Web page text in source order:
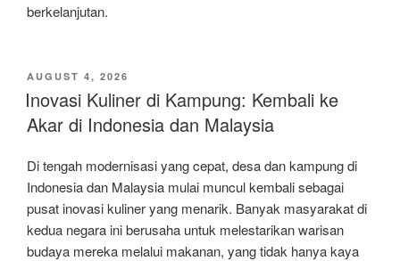
berkelanjutan.
POSTED
ON
AUGUST 4, 2026
Inovasi Kuliner di Kampung: Kembali ke
Akar di Indonesia dan Malaysia
Di tengah modernisasi yang cepat, desa dan kampung di
Indonesia dan Malaysia mulai muncul kembali sebagai
pusat inovasi kuliner yang menarik. Banyak masyarakat di
kedua negara ini berusaha untuk melestarikan warisan
budaya mereka melalui makanan, yang tidak hanya kaya